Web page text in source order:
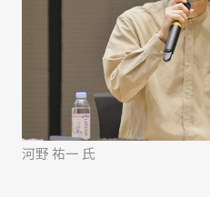
河野 祐一 氏